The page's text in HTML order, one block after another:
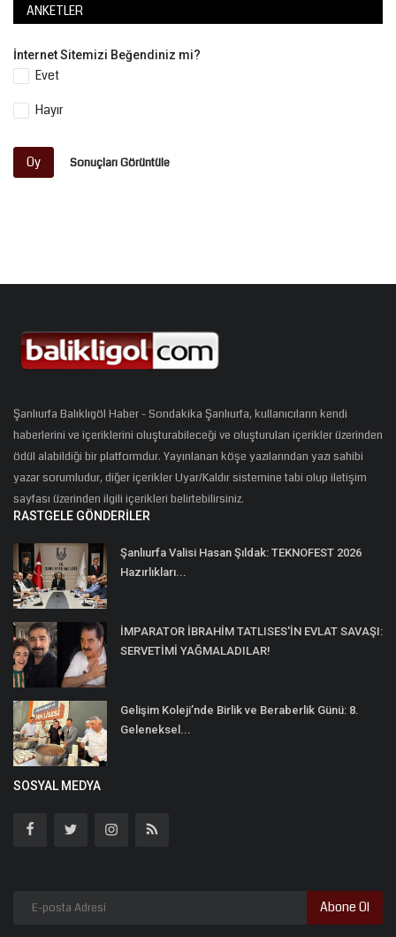
ANKETLER
İnternet Sitemizi Beğendiniz mi?
Evet
Hayır
Oy Sonuçları Görüntüle
Şanlıurfa Balıklıgöl Haber - Sondakika Şanlıurfa, kullanıcıların kendi
haberlerini ve içeriklerini oluşturabileceği ve oluşturulan içerikler üzerinden
ödül alabildiği bir platformdur. Yayınlanan köşe yazılarından yazı sahibi
yazar sorumludur, diğer içerikler Uyar/Kaldır sistemine tabi olup iletişim
sayfası üzerinden ilgili içerikleri belirtebilirsiniz.
RASTGELE GÖNDERILER
Şanlıurfa Valisi Hasan Şıldak: TEKNOFEST 2026
Hazırlıkları...
İMPARATOR İBRAHİM TATLISES'İN EVLAT SAVAŞI:
SERVETİMİ YAĞMALADILAR!
Gelişim Koleji’nde Birlik ve Beraberlik Günü: 8.
Geleneksel...
SOSYAL MEDYA
Abone Ol